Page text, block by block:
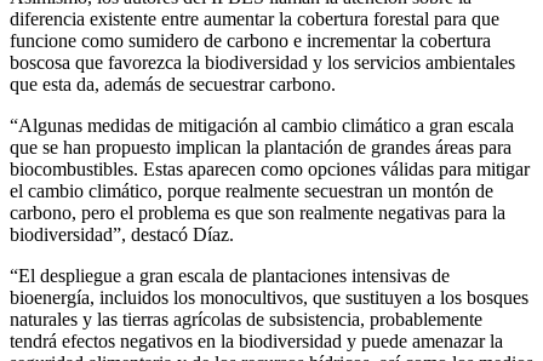
diferencia existente entre aumentar la cobertura forestal para que
funcione como sumidero de carbono e incrementar la cobertura
boscosa que favorezca la biodiversidad y los servicios ambientales
que esta da, además de secuestrar carbono.
“Algunas medidas de mitigación al cambio climático a gran escala
que se han propuesto implican la plantación de grandes áreas para
biocombustibles. Estas aparecen como opciones válidas para mitigar
el cambio climático, porque realmente secuestran un montón de
carbono, pero el problema es que son realmente negativas para la
biodiversidad”, destacó Díaz.
“El despliegue a gran escala de plantaciones intensivas de
bioenergía, incluidos los monocultivos, que sustituyen a los bosques
naturales y las tierras agrícolas de subsistencia, probablemente
tendrá efectos negativos en la biodiversidad y puede amenazar la